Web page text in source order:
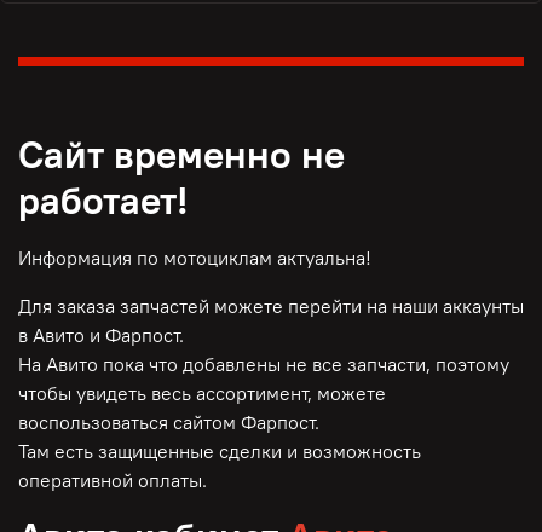
Сайт временно не
работает!
Информация по мотоциклам актуальна!
Для заказа запчастей можете перейти на наши аккаунты
в Авито и Фарпост.
На Авито пока что добавлены не все запчасти, поэтому
чтобы увидеть весь ассортимент, можете
воспользоваться сайтом Фарпост.
Там есть защищенные сделки и возможность
оперативной оплаты.